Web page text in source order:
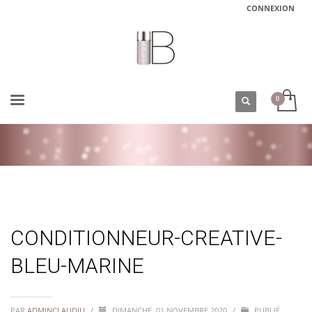
CONNEXION
CONDITIONNEUR-CREATIVE-
BLEU-MARINE